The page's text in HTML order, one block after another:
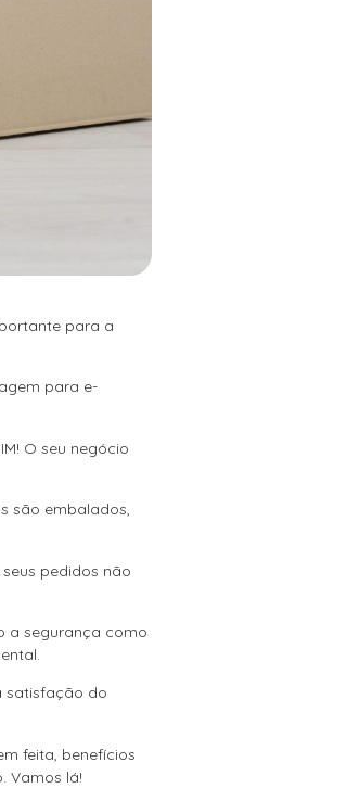
para a
para e-
O seu negócio
são embalados,
pedidos não
a segurança como
satisfação do
feita, benefícios
Vamos lá!